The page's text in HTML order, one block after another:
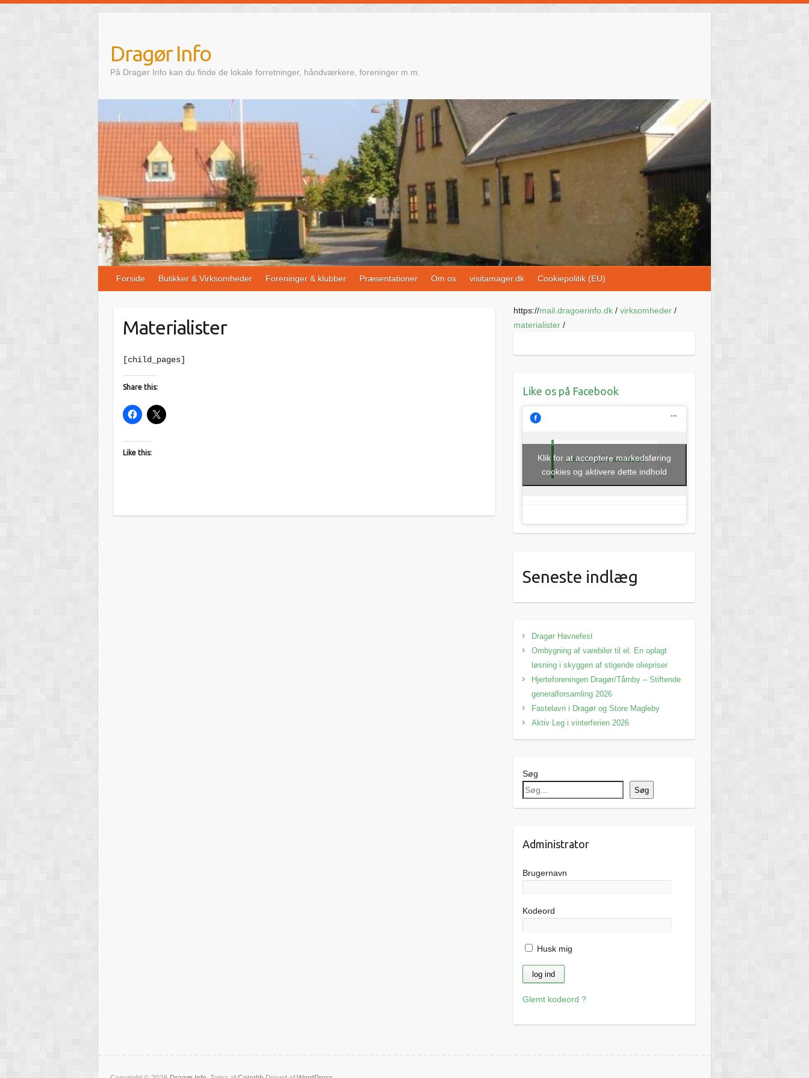
content
Dragør Info
På Dragør Info kan du finde de lokale forretninger, håndværkere, foreninger m.m.
Forside Butikker & Virksomheder Foreninger & klubber Præsentationer Om os visitamager.dk Cookiepolitik (EU)
Materialister
[child_pages]
Share this:
Like this:
https://mail.dragoerinfo.dk/ virksomheder/
materialister/
Like os på Facebook
Like os på Facebook
Klik for at acceptere markedsføring
cookies og aktivere dette indhold
Seneste indlæg
Dragør Havnefest
Ombygning af varebiler til el: En oplagt
løsning i skyggen af stigende oliepriser
Hjerteforeningen Dragør/Tårnby – Stiftende
generalforsamling 2026
Fastelavn i Dragør og Store Magleby
Aktiv Leg i vinterferien 2026
Søg
Søg
Administrator
Brugernavn
Kodeord
Husk mig
Glemt kodeord ?